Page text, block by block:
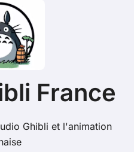
France
Ghibli et l'animation